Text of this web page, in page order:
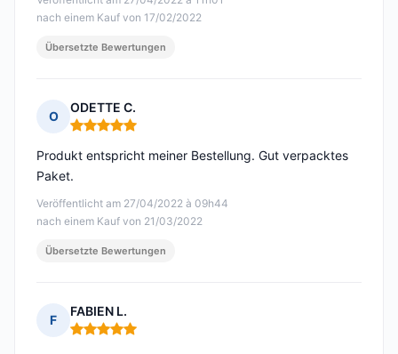
nach einem Kauf von 17/02/2022
Übersetzte Bewertungen
O
ODETTE C.
Hinweis: 5 von 5
Veröffentlicht am 27/04/2022 à 09h44
nach einem Kauf von 21/03/2022
Produkt entspricht meiner Bestellung. Gut verpacktes
Paket.
Übersetzte Bewertungen
F
FABIEN L.
Hinweis: 5 von 5